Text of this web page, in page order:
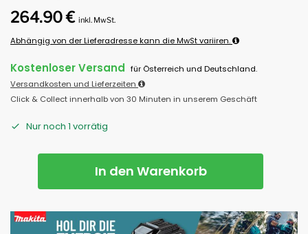
264.90€ inkl. MwSt.
Abhängig von der Lieferadresse kann die MwSt variiren.
Kostenloser Versand für Österreich und Deutschland.
Versandkosten und Lieferzeiten
Click & Collect innerhalb von 30 Minuten in unserem Geschäft
Nur noch 1 vorrätig
In den Warenkorb